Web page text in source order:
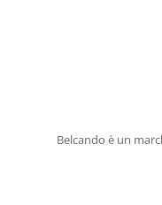
Belcando è un